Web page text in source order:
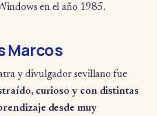
en el año 1985.
Marcos
y divulgador sevillano fue
curioso y con distintas
desde muy